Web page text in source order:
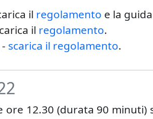
il regolamento e la
il regolamento.
scarica il regolamento.
12.30 (durata 90 minuti)